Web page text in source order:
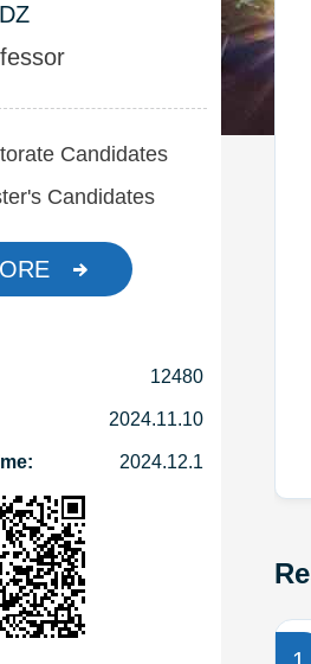
DZ
Candidates
Candidates
12480
2024.11.10
2024.12.1